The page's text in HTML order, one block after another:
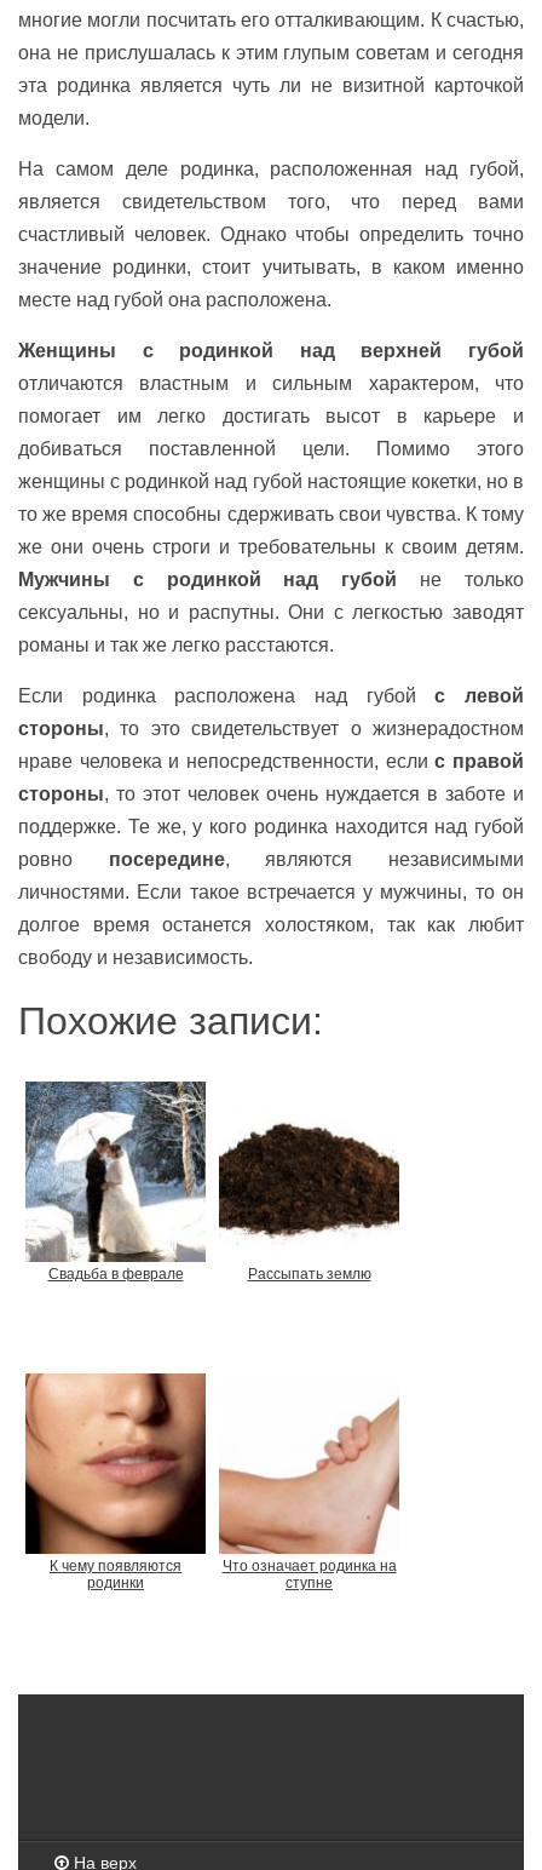
многие могли посчитать его отталкивающим. К счастью,
она не прислушалась к этим глупым советам и сегодня
эта родинка является чуть ли не визитной карточкой
модели.
На самом деле родинка, расположенная над губой,
является свидетельством того, что перед вами
счастливый человек. Однако чтобы определить точно
значение родинки, стоит учитывать, в каком именно
месте над губой она расположена.
Женщины с родинкой
над верхней губой
отличаются властным и сильным характером, что
помогает им легко достигать высот в карьере и
добиваться поставленной цели. Помимо этого
женщины с родинкой над губой настоящие кокетки, но в
то же время способны сдерживать свои чувства. К тому
же они очень строги и требовательны к своим детям.
Мужчины с родинкой над губой не только
сексуальны, но и распутны. Они с легкостью заводят
романы и так же легко расстаются.
Если родинка расположена над губойс левой
стороны, то это свидетельствует о жизнерадостном
нраве человека и непосредственности, еслис правой
стороны, то этот человек очень нуждается в заботе и
поддержке. Те же, у кого родинка находится над губой
ровно посередине, являются независимыми
личностями. Если такое встречается у мужчины, то он
долгое время останется холостяком, так как любит
свободу и независимость.
Похожие записи:
Свадьба в феврале Рассыпать землю
К чему появляются
родинки
Что означает родинка на
ступне
На верх